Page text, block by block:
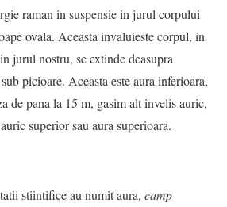
raman in suspensie in jurul corpului
ovala. Aceasta invaluieste corpul, in
jurul nostru, se extinde deasupra
picioare. Aceasta este aura inferioara,
de pana la 15 m, gasim alt invelis auric,
superior sau aura superioara.
stiintifice au numit aura, camp